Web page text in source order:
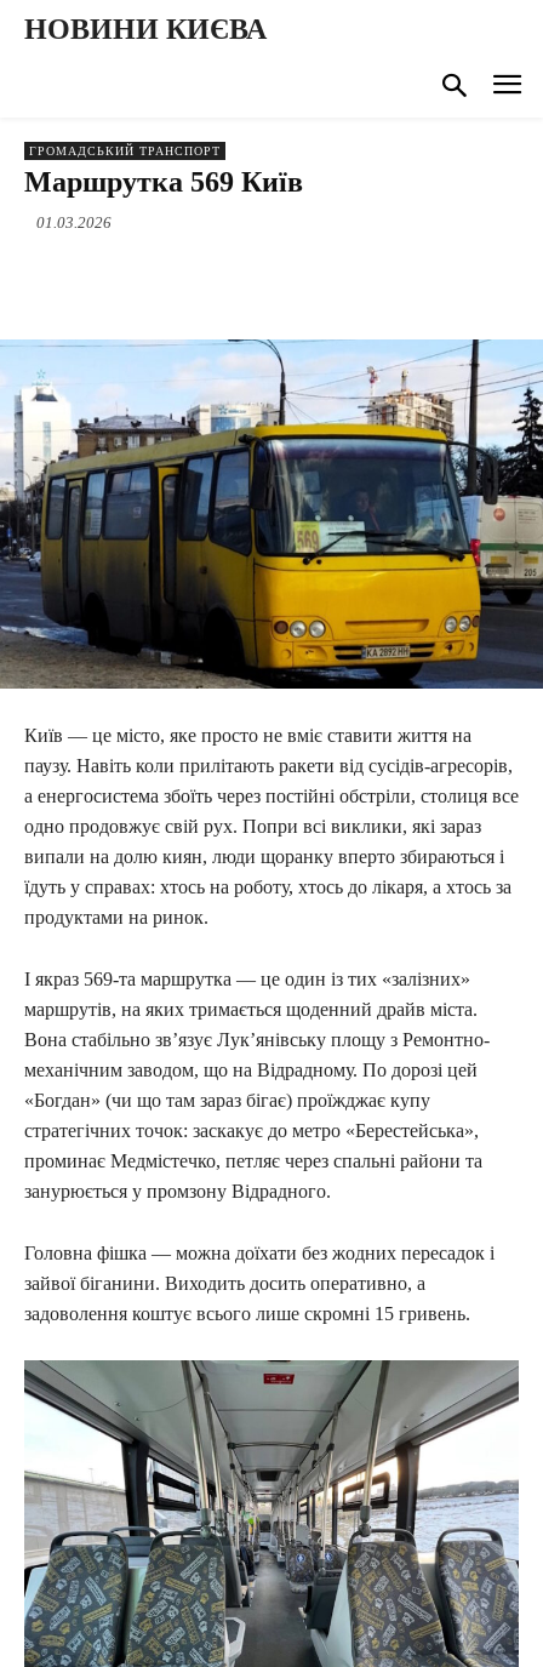
НОВИНИ КИЄВА
ГРОМАДСЬКИЙ ТРАНСПОРТ
Маршрутка 569 Київ
01.03.2026
Київ — це місто, яке просто не вміє ставити життя на
паузу. Навіть коли прилітають ракети від сусідів-агресорів,
а енергосистема збоїть через постійні обстріли, столиця все
одно продовжує свій рух. Попри всі виклики, які зараз
випали на долю киян, люди щоранку вперто збираються і
їдуть у справах: хтось на роботу, хтось до лікаря, а хтось за
продуктами на ринок.
І якраз 569-та маршрутка — це один із тих «залізних»
маршрутів, на яких тримається щоденний драйв міста.
Вона стабільно зв’язує Лук’янівську площу з Ремонтно-
механічним заводом, що на Відрадному. По дорозі цей
«Богдан» (чи що там зараз бігає) проїжджає купу
стратегічних точок: заскакує до метро «Берестейська»,
проминає Медмістечко, петляє через спальні райони та
занурюється у промзону Відрадного.
Головна фішка — можна доїхати без жодних пересадок і
зайвої біганини. Виходить досить оперативно, а
задоволення коштує всього лише скромні 15 гривень.